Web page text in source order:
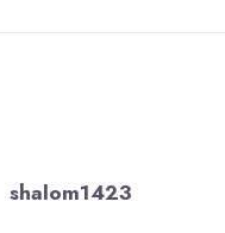
shalom1423